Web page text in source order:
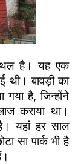
है। यह एक
थी। बावड़ी का
है, जिन्होंने
कराया था।
यहां हर साल
सा पार्क भी है